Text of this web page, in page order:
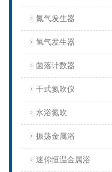
氮气发生器
氢气发生器
菌落计数器
干式氮吹仪
水浴氮吹
振荡金属浴
迷你恒温金属浴